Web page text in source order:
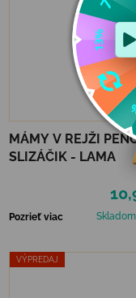
MÁMY V REJŽI
SLIZÁČIK - LAMA
Pozrieť viac Skladom
VÝPREDAJ